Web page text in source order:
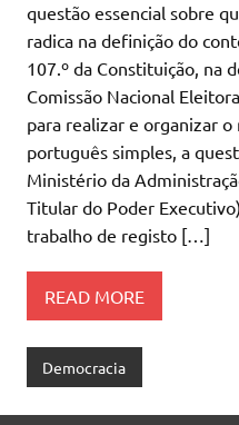
questão essencial sobre
radica na definição do
107.º da Constituição, na
Comissão Nacional
para realizar e organizar
português simples, a
Ministério da
Titular do Poder
trabalho de registo […]
READ MORE
Democracia